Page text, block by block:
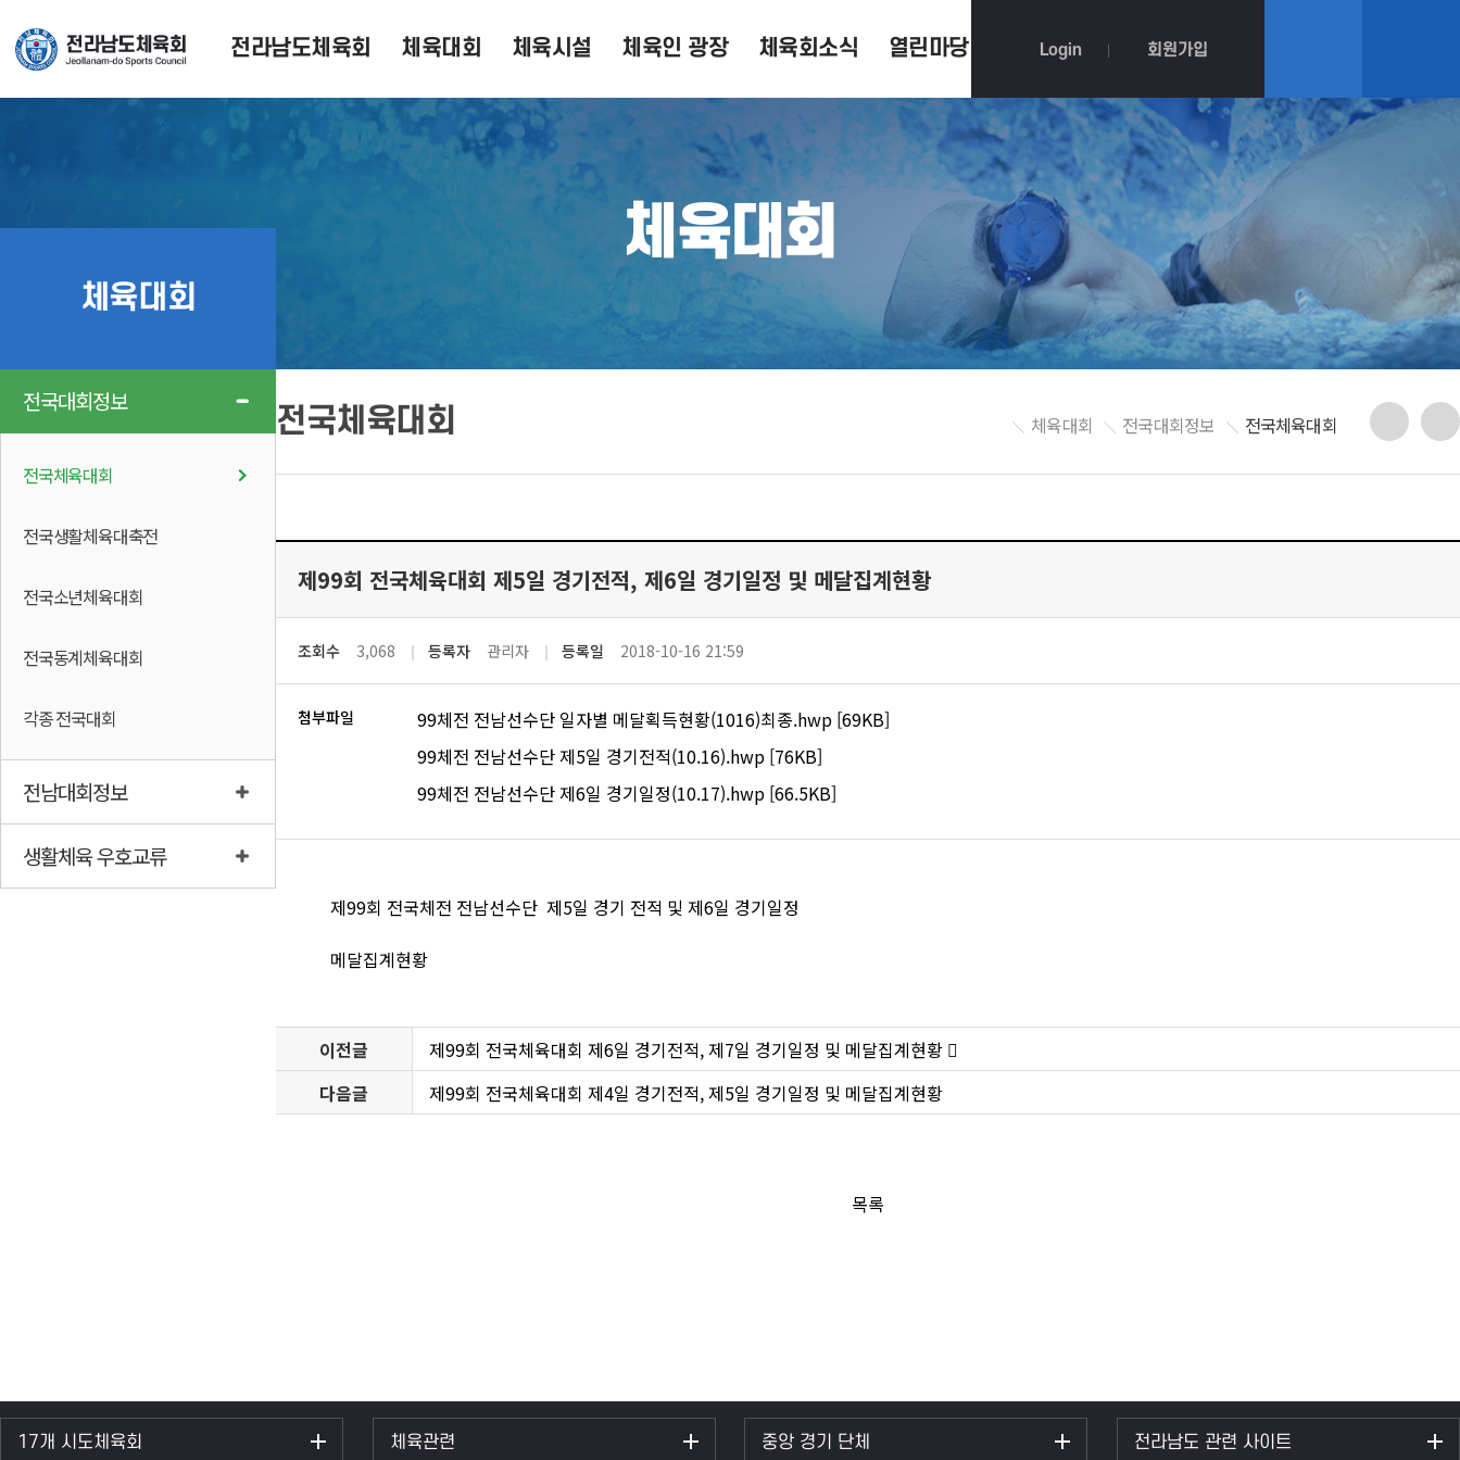
전라남도체육회 체육대회 체육시설 체육인 광장 체육회소식 열린마당 Login 회원가입
체육대회
체육대회
전국대회정보
전국체육대회
전국생활체육대축전
전국소년체육대회
전국동계체육대회
각종 전국대회
전남대회정보
생활체육 우호교류
전국체육대회 체육대회 전국대회정보 전국체육대회
제99회 전국체육대회 제5일 경기전적, 제6일 경기일정 및 메달집계현황
조회수 3,068 등록자 관리자 등록일 2018-10-16 21:59
첨부파일
99체전 전남선수단 일자별 메달획득현황(1016)최종.hwp [69KB]
99체전 전남선수단 제5일 경기전적(10.16).hwp [76KB]
99체전 전남선수단 제6일 경기일정(10.17).hwp [66.5KB]
제99회 전국체전 전남선수단 제5일 경기 전적 및 제6일 경기일정
메달집계현황
이전글
제99회 전국체육대회 제6일 경기전적, 제7일 경기일정 및 메달집계현황 
다음글
제99회 전국체육대회 제4일 경기전적, 제5일 경기일정 및 메달집계현황
목록
17개 시도체육회 체육관련 중앙 경기 단체 전라남도 관련 사이트